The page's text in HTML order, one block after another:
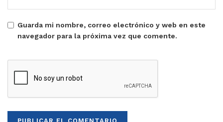
Guarda mi nombre, correo electrónico y web en este
navegador para la próxima vez que comente.